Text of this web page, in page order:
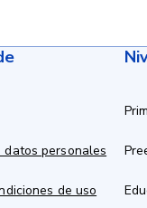
datos personales
de uso